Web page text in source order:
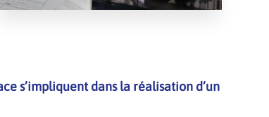
s’impliquent dans la réalisation d’un